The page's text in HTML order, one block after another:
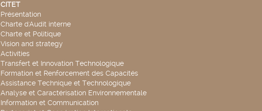
CITET
Présentation
Charte d'Audit interne
Charte et Politique
Vision and strategy
Activities
Transfert et Innovation Technologique
Formation et Renforcement des Capacités
Assistance Technique et Technologique
Analyse et Caractérisation Environnementale
Information et Communication